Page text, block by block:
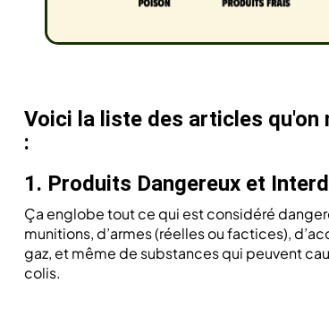
Voici la liste des articles qu'on
:
1. Produits Dangereux et
Ça englobe tout ce qui est considéré
munitions, d’armes (réelles ou factices),
gaz, et même de substances qui peuvent
colis.